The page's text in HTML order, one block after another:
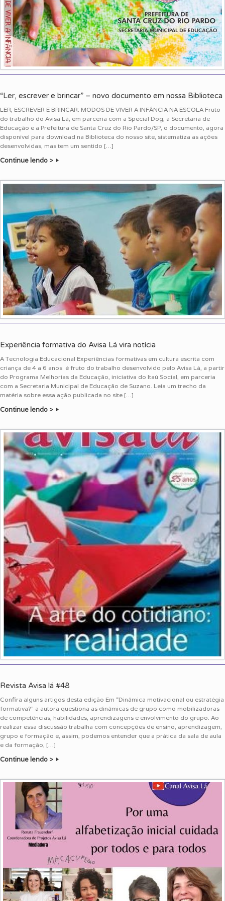
“Ler, escrever e brincar” – novo documento em nossa Biblioteca
LER, ESCREVER E BRINCAR: MODOS DE VIVER A INFÂNCIA NA ESCOLA Fruto
do trabalho do Avisa Lá, em parceria com a Special Dog, a Secretaria de
Educação e a Prefeitura de Santa Cruz do Rio Pardo/SP, o documento, agora
disponível para download na Biblioteca do nosso site, sistematiza as ações
desenvolvidas, mas tem um sentido […]
Continue lendo >
Experiência formativa do Avisa Lá vira notícia
A Tecnologia Educacional Experiências formativas em cultura escrita com
criança de 4 a 6 anos é fruto do trabalho desenvolvido pelo Avisa Lá, a partir
do Programa Melhorias da Educação, iniciativa do Itaú Social, em parceria
com a Secretaria Municipal de Educação de Suzano. Leia um trecho da
matéria sobre essa ação publicada no site […]
Continue lendo >
Revista Avisa lá #48
Confira alguns artigos desta edição Em “Dinâmica motivacional ou estratégia
formativa?” a autora questiona as dinâmicas de grupo como mobilizadoras
de competências, habilidades, aprendizagens e envolvimento do grupo. Ao
realizar essa discussão trabalha com concepções de ensino, aprendizagem,
grupo e formação e, assim, podemos entender que a prática da sala de aula
e da formação, […]
Continue lendo >